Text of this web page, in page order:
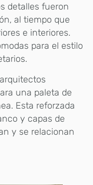
detalles fueron
al tiempo que
e interiores.
para el estilo
una paleta de
Esta reforzada
y capas de
y se relacionan